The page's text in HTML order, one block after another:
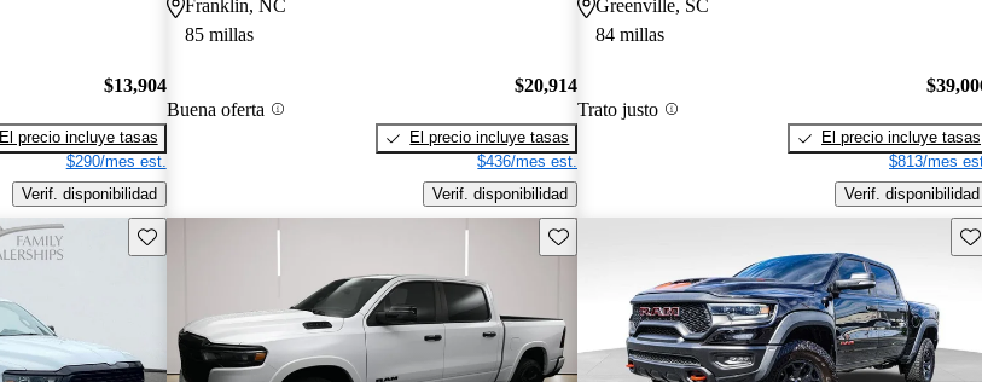
$13,904
El precio incluye tasas
$290/mes est.
Verif. disponibilidad
Franklin, NC
85 millas
Buena oferta
$20,914
El precio incluye tasas
$436/mes est.
Verif. disponibilidad
Greenville, SC
84 millas
Trato justo
El precio incluye tasas
$813/mes
Verif. disponibilidad
Guarda este Aviso Guarda este Aviso